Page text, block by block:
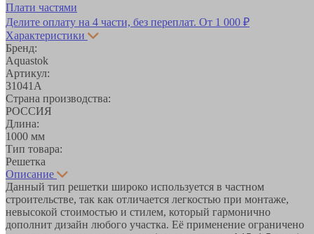
Плати частями
Делите оплату на 4 части, без переплат. От 1 000 ₽
Характеристики
Бренд:
Aquastok
Артикул:
31041А
Страна производства:
РОССИЯ
Длина:
1000 мм
Тип товара:
Решетка
Описание
Данный тип решетки широко используется в частном
строительстве, так как отличается легкостью при монтаже,
невысокой стоимостью и стилем, который гармонично
дополнит дизайн любого участка. Её применение ограничено